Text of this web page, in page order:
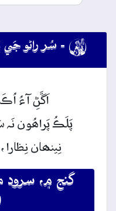
 - سُر راڻو
اَڱَڻِ آءُ
پَلَڪُپَراھُون نَہ
نِينھان نِظارا،
گنج ۾، سرود